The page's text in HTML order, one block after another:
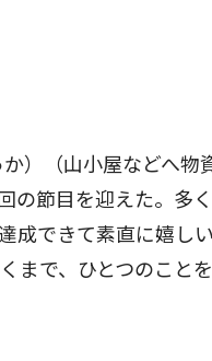
）（山小屋などへ物
の節目を迎えた。多
成できて素直に嬉し
まで、ひとつのこと